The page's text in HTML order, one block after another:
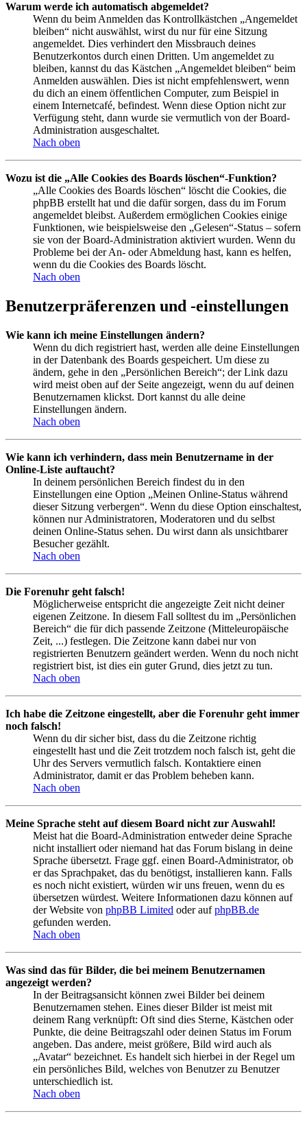
Warum werde ich automatisch abgemeldet?
Wenn du beim Anmelden das Kontrollkästchen „Angemeldet
bleiben“ nicht auswählst, wirst du nur für eine Sitzung
angemeldet. Dies verhindert den Missbrauch deines
Benutzerkontos durch einen Dritten. Um angemeldet zu
bleiben, kannst du das Kästchen „Angemeldet bleiben“ beim
Anmelden auswählen. Dies ist nicht empfehlenswert, wenn
du dich an einem öffentlichen Computer, zum Beispiel in
einem Internetcafé, befindest. Wenn diese Option nicht zur
Verfügung steht, dann wurde sie vermutlich von der Board-
Administration ausgeschaltet.
Nach oben
Wozu ist die „Alle Cookies des Boards löschen“-Funktion?
„Alle Cookies des Boards löschen“ löscht die Cookies, die
phpBB erstellt hat und die dafür sorgen, dass du im Forum
angemeldet bleibst. Außerdem ermöglichen Cookies einige
Funktionen, wie beispielsweise den „Gelesen“-Status – sofern
sie von der Board-Administration aktiviert wurden. Wenn du
Probleme bei der An- oder Abmeldung hast, kann es helfen,
wenn du die Cookies des Boards löscht.
Nach oben
Benutzerpräferenzen und -einstellungen
Wie kann ich meine Einstellungen ändern?
Wenn du dich registriert hast, werden alle deine Einstellungen
in der Datenbank des Boards gespeichert. Um diese zu
ändern, gehe in den „Persönlichen Bereich“; der Link dazu
wird meist oben auf der Seite angezeigt, wenn du auf deinen
Benutzernamen klickst. Dort kannst du alle deine
Einstellungen ändern.
Nach oben
Wie kann ich verhindern, dass mein Benutzername in der
Online-Liste auftaucht?
In deinem persönlichen Bereich findest du in den
Einstellungen eine Option „Meinen Online-Status während
dieser Sitzung verbergen“. Wenn du diese Option einschaltest,
können nur Administratoren, Moderatoren und du selbst
deinen Online-Status sehen. Du wirst dann als unsichtbarer
Besucher gezählt.
Nach oben
Die Forenuhr geht falsch!
Möglicherweise entspricht die angezeigte Zeit nicht deiner
eigenen Zeitzone. In diesem Fall solltest du im „Persönlichen
Bereich“ die für dich passende Zeitzone (Mitteleuropäische
Zeit, ...) festlegen. Die Zeitzone kann dabei nur von
registrierten Benutzern geändert werden. Wenn du noch nicht
registriert bist, ist dies ein guter Grund, dies jetzt zu tun.
Nach oben
Ich habe die Zeitzone eingestellt, aber die Forenuhr geht immer
noch falsch!
Wenn du dir sicher bist, dass du die Zeitzone richtig
eingestellt hast und die Zeit trotzdem noch falsch ist, geht die
Uhr des Servers vermutlich falsch. Kontaktiere einen
Administrator, damit er das Problem beheben kann.
Nach oben
Meine Sprache steht auf diesem Board nicht zur Auswahl!
Meist hat die Board-Administration entweder deine Sprache
nicht installiert oder niemand hat das Forum bislang in deine
Sprache übersetzt. Frage ggf. einen Board-Administrator, ob
er das Sprachpaket, das du benötigst, installieren kann. Falls
es noch nicht existiert, würden wir uns freuen, wenn du es
übersetzen würdest. Weitere Informationen dazu können auf
der Website von phpBB Limited oder aufphpBB.de
gefunden werden.
Nach oben
Was sind das für Bilder, die bei meinem Benutzernamen
angezeigt werden?
In der Beitragsansicht können zwei Bilder bei deinem
Benutzernamen stehen. Eines dieser Bilder ist meist mit
deinem Rang verknüpft: Oft sind dies Sterne, Kästchen oder
Punkte, die deine Beitragszahl oder deinen Status im Forum
angeben. Das andere, meist größere, Bild wird auch als
„Avatar“ bezeichnet. Es handelt sich hierbei in der Regel um
ein persönliches Bild, welches von Benutzer zu Benutzer
unterschiedlich ist.
Nach oben